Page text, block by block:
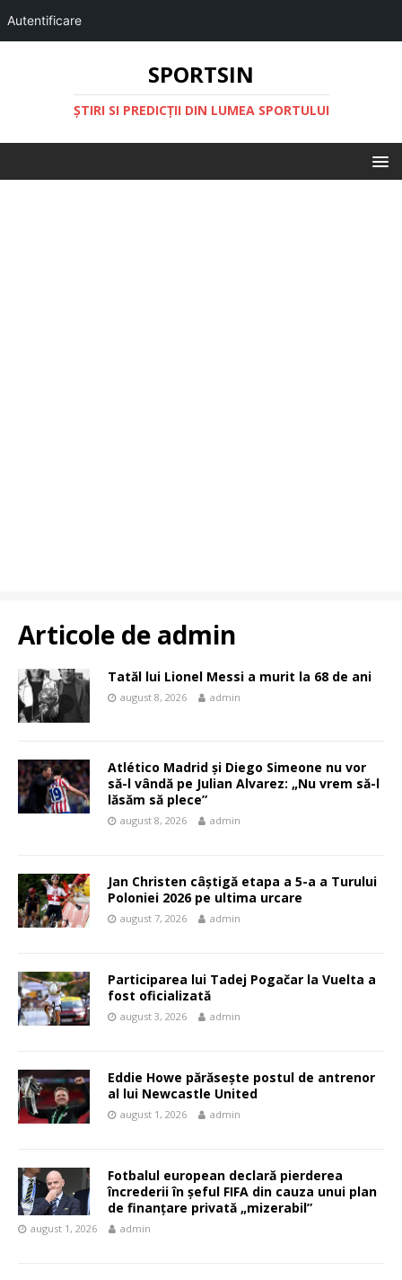
Autentificare
SPORTSIN
ŞTIRI SI PREDICŢII DIN LUMEA SPORTULUI
Articole de admin
Tatăl lui Lionel Messi a murit la 68 de ani
august 8, 2026 admin
Atlético Madrid și Diego Simeone nu vor
să-l vândă pe Julian Alvarez: „Nu vrem să-l
lăsăm să plece”
august 8, 2026 admin
Jan Christen câștigă etapa a 5-a a Turului
Poloniei 2026 pe ultima urcare
august 7, 2026 admin
Participarea lui Tadej Pogačar la Vuelta a
fost oficializată
august 3, 2026 admin
Eddie Howe părăsește postul de antrenor
al lui Newcastle United
august 1, 2026 admin
Fotbalul european declară pierderea
încrederii în șeful FIFA din cauza unui plan
de finanțare privată „mizerabil”
august 1, 2026 admin